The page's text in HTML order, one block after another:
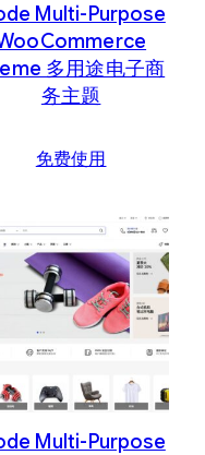
Multi-Purpose
多用途电子商
务主题
免费使用
Multi-Purpose